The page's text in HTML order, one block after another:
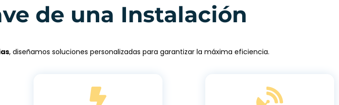
de una Instalación
, diseñamos soluciones personalizadas para garantizar la máxima eficiencia.